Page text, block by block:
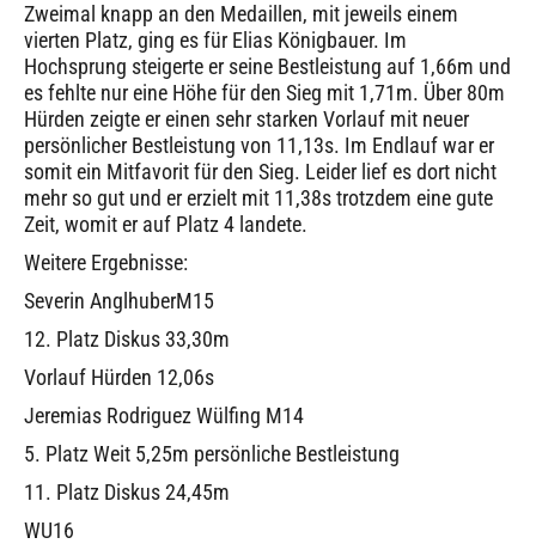
Zweimal knapp an den Medaillen, mit jeweils einem
vierten Platz, ging es für Elias Königbauer. Im
Hochsprung steigerte er seine Bestleistung auf 1,66m und
es fehlte nur eine Höhe für den Sieg mit 1,71m. Über 80m
Hürden zeigte er einen sehr starken Vorlauf mit neuer
persönlicher Bestleistung von 11,13s. Im Endlauf war er
somit ein Mitfavorit für den Sieg. Leider lief es dort nicht
mehr so gut und er erzielt mit 11,38s trotzdem eine gute
Zeit, womit er auf Platz 4 landete.
Weitere Ergebnisse:
Severin AnglhuberM15
12. Platz Diskus 33,30m
Vorlauf Hürden 12,06s
Jeremias Rodriguez Wülfing M14
5. Platz Weit 5,25m persönliche Bestleistung
11. Platz Diskus 24,45m
WU16